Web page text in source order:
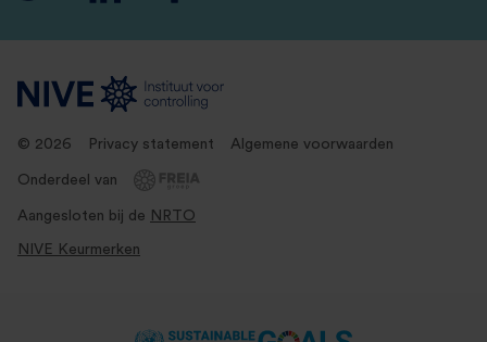
© 2026 Privacy statement Algemene voorwaarden
Onderdeel van
Aangesloten bij de NRTO
NIVE Keurmerken